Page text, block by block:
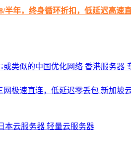
半年，终身循环折扣，低延迟高速
或类似的中国优化网络 香港服务器
网极速直连，低延迟零丢包 新加坡
本云服务器 轻量云服务器